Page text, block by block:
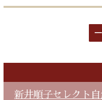
新井順子セレクト